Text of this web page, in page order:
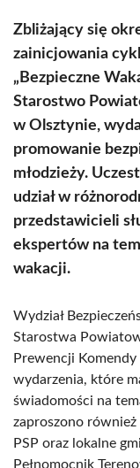
Zbliżający się
zainicjowania
„Bezpieczne
Starostwo
w Olsztynie,
promowanie
młodzieży.
udział w
przedstawicieli
ekspertów na
wakacji.
Wydział
Starostwa
Prewencji
wydarzenia, które
świadomości na
zaproszono
PSP oraz lokalne
Pełnomocnik